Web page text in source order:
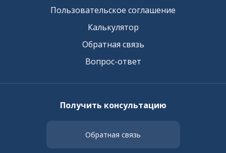
Пользовательское соглашение
Калькулятор
Обратная связь
Вопрос-ответ
Получить консультацию
Обратная связь